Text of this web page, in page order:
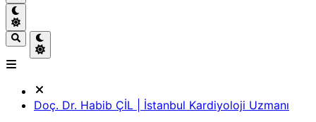
Doç. Dr. Habib ÇİL | İstanbul Kardiyoloji Uzmanı